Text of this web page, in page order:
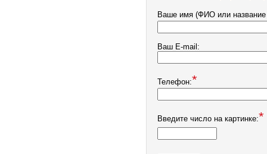
Ваше имя (ФИО или название
Ваш E-mail:
Телефон:*
Введите число на картинке:*